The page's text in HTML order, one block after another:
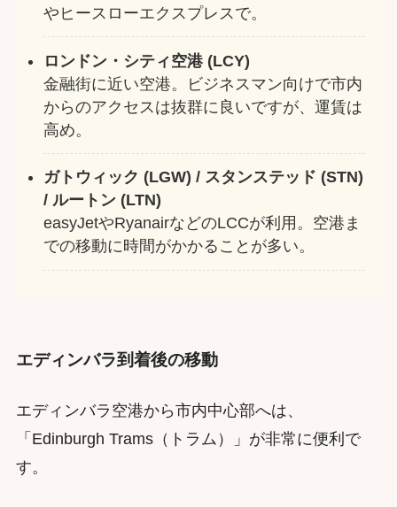
やヒースローエクスプレスで。
ロンドン・シティ空港 (LCY)
金融街に近い空港。ビジネスマン向けで市内
からのアクセスは抜群に良いですが、運賃は
高め。
ガトウィック (LGW) / スタンステッド (STN)
/ ルートン (LTN)
easyJetやRyanairなどのLCCが利用。空港ま
での移動に時間がかかることが多い。
エディンバラ到着後の移動
エディンバラ空港から市内中心部へは、
「Edinburgh Trams（トラム）」が非常に便利で
す。